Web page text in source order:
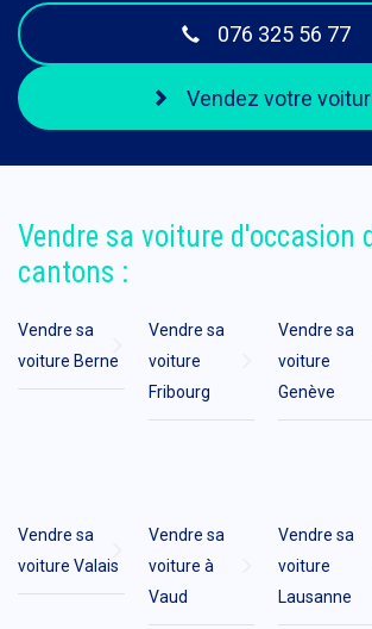
076 325 56 77
Vendez votre
Vendre sa voiture d'occasion
cantons :
Vendre sa
voiture Berne
Vendre sa
voiture
Fribourg
Vendre sa
voiture
Genève
Vendre sa
voiture Valais
Vendre sa
voiture à
Vaud
Vendre sa
voiture
Lausanne